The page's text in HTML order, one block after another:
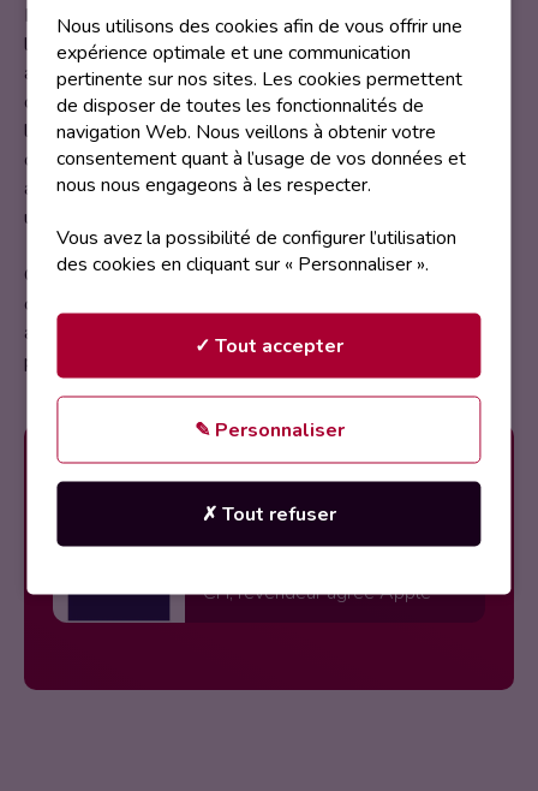
Plongez dans l’univers de la radio avec cet atelier dédié à
la création de votre propre émission de podcast. Cet
atelier est conçu pour les jeunes de tous niveaux scolaires
désireux d’apprendre les bases de la production audio, de
la conception de contenu à l’enregistrement. Découvrez
comment développer une idée, écrire un script, enregistrer
avec du matériel professionnel, et éditer votre travail pour
un podcast captivant.
Que votre passion soit la narration, le partage de
connaissances, ou l’exploration de nouveaux sujets, cet
atelier offre les outils et les compétences nécessaires
pour transformer vos idées en un podcast authentique.
Animation proposée par
CFI, revendeur agréé Apple
Nous utilisons des cookies afin de vous offrir une
expérience optimale et une communication
pertinente sur nos sites. Les cookies permettent
de disposer de toutes les fonctionnalités de
navigation Web. Nous veillons à obtenir votre
consentement quant à l’usage de vos données et
nous nous engageons à les respecter.
Vous avez la possibilité de configurer l’utilisation
des cookies en cliquant sur « Personnaliser ».
✓ Tout accepter
✎ Personnaliser
✗ Tout refuser